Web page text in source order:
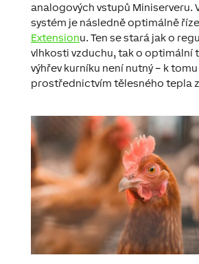
analogových vstupů Miniserveru.
systém je následně optimálně
Extensionu. Ten se stará jak o
vlhkosti vzduchu, tak o optimální
výhřev kurníku není nutný – k
prostřednictvím tělesného tepla